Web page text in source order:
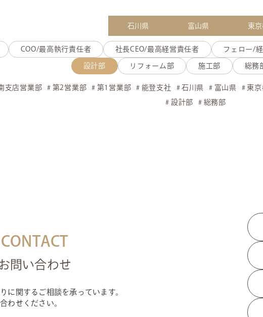
石川県 富山県 東
COO/最高執行責任者 社長CEO/最高経営責任者 フェロー/
設計部 リフォーム部 施工部 総務
支店営業部 第2営業部 第1営業部 能登支社 石川県 富山県 東京
設計部 総務部
CONTACT
問い合わせ
に関するご相談を承っています。
わせください。